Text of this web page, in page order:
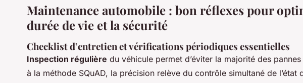
Maintenance automobile : bon réflexes pour
durée de vie et la sécurité
Checklist d’entretien et vérifications périodiques essentielles
Inspection régulière du véhicule permet d’éviter la majorité des
à la méthode SQuAD, la précision relève du contrôle simultané de l’état